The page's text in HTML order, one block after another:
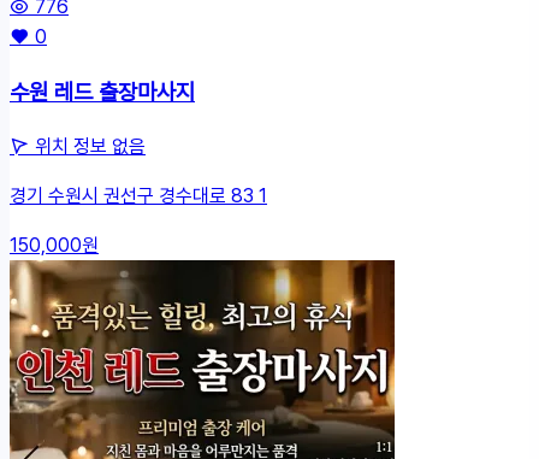
776
0
수원 레드 출장마사지
위치 정보 없음
경기 수원시 권선구 경수대로 83 1
150,000원